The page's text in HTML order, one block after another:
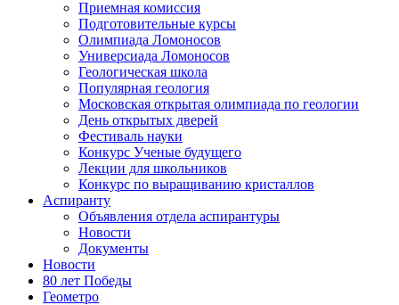
Приемная комиссия
Подготовительные курсы
Олимпиада Ломоносов
Универсиада Ломоносов
Геологическая школа
Популярная геология
Московская открытая олимпиада по геологии
День открытых дверей
Фестиваль науки
Конкурс Ученые будущего
Лекции для школьников
Конкурс по выращиванию кристаллов
Аспиранту
Объявления отдела аспирантуры
Новости
Документы
Новости
80 лет Победы
Геометро